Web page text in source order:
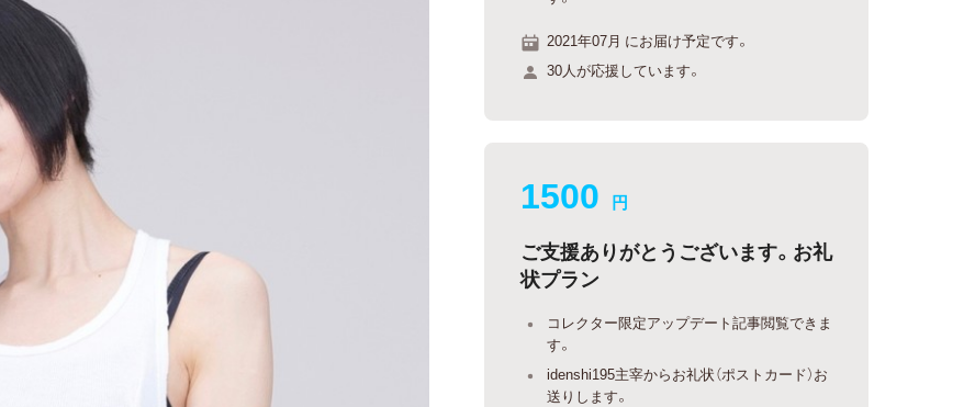
2021年07月 にお届け予定です。
30人が応援しています。
1500 円
ご支援ありがとうございます。お礼
状プラン
コレクター限定アップデート記事閲覧できま
す。
idenshi195主宰からお礼状（ポストカード）お
送りします。